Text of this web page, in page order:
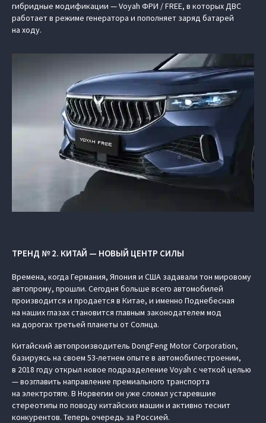
гибридные модификации — Voyah ФРИ / FREE, в которых ДВС
работает в режиме генератора и пополняет заряд батарей
на ходу.
ТРЕНД № 2. КИТАЙ — НОВЫЙ ЦЕНТР СИЛЫ
Времена, когда Германия, Япония и США задавали тон мировому
автопрому, прошли. Сегодня больше всего автомобилей
производится и продается в Китае, и именно Поднебесная
на наших глазах становится главным законодателем мод
на дорогах третьей планеты от Солнца.
Китайский автопроизводитель DongFeng Motor Corporation,
базируясь на своем 53-летнем опыте в автомобилестроении,
в 2018 году открыл новое подразделение Voyah с четкой целью
— возглавить направление премиального транспорта
на электротяге. В Норвегии он уже сломал устаревшие
стереотипы по поводу китайских машин и активно теснит
конкурентов. Теперь очередь за Россией.